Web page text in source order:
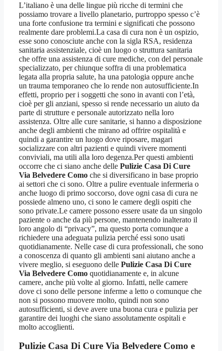
L’italiano è una delle lingue più ricche di termini che
possiamo trovare a livello planetario, purtroppo spesso c’è
una forte confusione tra termini e significati che possono
realmente dare problemi.La casa di cura non è un ospizio,
esse sono conosciute anche con la sigla RSA, residenza
sanitaria assistenziale, cioè un luogo o struttura sanitaria
che offre una assistenza di cure mediche, con del personale
specializzato, per chiunque soffra di una problematica
legata alla propria salute, ha una patologia oppure anche
un trauma temporaneo che lo rende non autosufficiente.In
effetti, proprio per i soggetti che sono in avanti con l’età,
cioè per gli anziani, spesso si rende necessario un aiuto da
parte di strutture e personale autorizzato nella loro
assistenza. Oltre alle cure sanitarie, si hanno a disposizione
anche degli ambienti che mirano ad offrire ospitalità e
quindi a garantire un luogo dove riposare, magari
socializzare con altri pazienti e quindi vivere momenti
conviviali, ma utili alla loro degenza.Per questi ambienti
occorre che ci siano anche delle Pulizie Casa Di Cure
Via Belvedere Como che si diversificano in base proprio
ai settori che ci sono. Oltre a pulire eventuale infermeria o
anche luogo di primo soccorso, dove ogni casa di cura ne
possiede almeno uno, ci sono le camere degli ospiti che
sono private.Le camere possono essere usate da un singolo
paziente o anche da più persone, mantenendo inalterato il
loro angolo di “privacy”, ma questo porta comunque a
richiedere una adeguata pulizia perché essi sono usati
quotidianamente. Nelle case di cura professionali, che sono
a conoscenza di quanto gli ambienti sani aiutano anche a
vivere meglio, si eseguono delle Pulizie Casa Di Cure
Via Belvedere Como quotidianamente e, in alcune
camere, anche più volte al giorno. Infatti, nelle camere
dove ci sono delle persone inferme a letto o comunque che
non si possono muovere molto, quindi non sono
autosufficienti, si deve avere una buona cura e pulizia per
garantire dei luoghi che siano assolutamente ospitali e
molto accoglienti.
Pulizie Casa Di Cure Via Belvedere Como e